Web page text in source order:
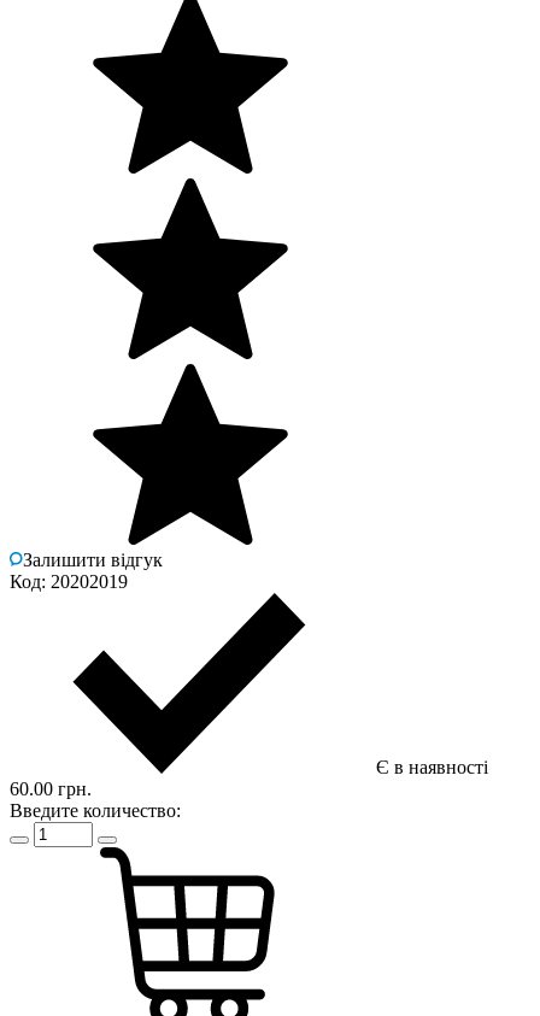
Залишити відгук
Код: 20202019
Є в наявності
60.00 грн.
Введите количество: